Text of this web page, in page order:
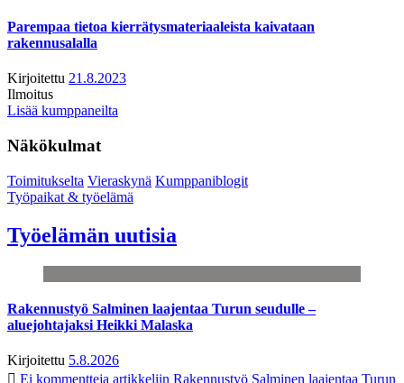
Parempaa tietoa kierrätysmateriaaleista kaivataan
rakennusalalla
Kirjoitettu 21.8.2023
Ilmoitus
Lisää kumppaneilta
Näkökulmat
Toimitukselta Vieraskynä Kumppaniblogit
Työpaikat & työelämä
Työelämän uutisia
Rakennustyö Salminen laajentaa Turun seudulle –
aluejohtajaksi Heikki Malaska
Kirjoitettu 5.8.2026
Ei kommentteja artikkeliin Rakennustyö Salminen laajentaa Turun